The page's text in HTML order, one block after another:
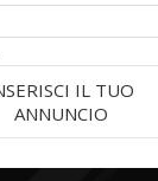
IL TUO
ANNUNCIO